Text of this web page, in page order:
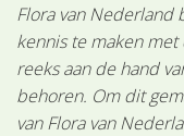
Flora van
kennis te maken
reeks aan de hand
behoren. Om dit
van Flora van